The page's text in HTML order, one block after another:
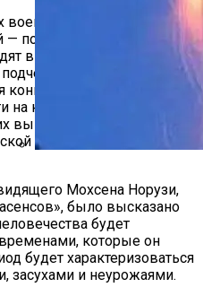
операций в
— полное освобождение
в состав Российской
задач и
на командиров и
выполнение. Также
дисциплины среди
Мохсена Норузи,
было высказано
будет
которые он
будет характеризоваться
засухами и неурожаями.